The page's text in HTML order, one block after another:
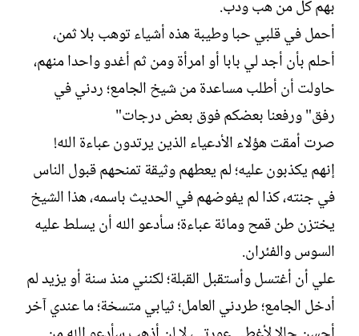
بهم كل من هب ودب.
أحمل في قلبي حبا وطيبة هذه أشياء توهب بلا ثمن،
أحلم بأن أجد لي بابا أو امرأة ومن ثم أغدو واحدا منهم،
حاولت أن أطلب مساعدة من شيخ الجامع؛ ردني في
رفق" ورفعنا بعضكم فوق بعض درجات"
صرت أمقت هؤلاء الأدعياء الذين يرتدون عباءة الله!
إنهم يكذبون عليه؛ لم يعطهم وثيقة تمنحهم قبول الناس
في جنته، كذا لم يفوضهم في الحديث باسمه، هذا الشيخ
يختزن طن قمح ومائة عباءة؛ سأدعو الله أن يسلط عليه
السوس والفئران.
علي أن أغتسل وأستقبل القبلة؛ لكنني منذ سنة أو يزيد لم
أدخل الجامع؛ طردني العامل؛ ثيابي متسخة؛ ما عندي آخر